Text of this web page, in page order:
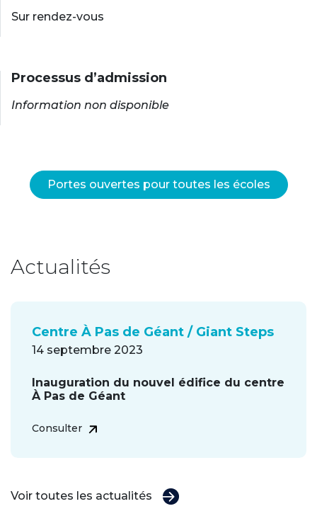
Sur rendez-vous
Processus d’admission
Information non disponible
Portes ouvertes pour toutes les écoles
Actualités
Voir toutes les actualités
Centre À Pas de Géant / Giant Steps
14 septembre 2023
Inauguration du nouvel édifice du centre
À Pas de Géant
Consulter